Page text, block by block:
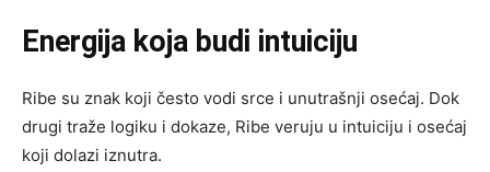
Energija koja budi intuiciju
Ribe su znak koji često vodi srce i unutrašnji osećaj. Dok
drugi traže logiku i dokaze, Ribe veruju u intuiciju i osećaj
koji dolazi iznutra.